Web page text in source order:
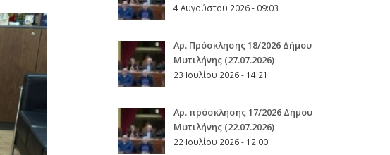
4 Αυγούστου 2026 - 09:03
Aρ. Πρόσκλησης 18/2026 Δήμου
Μυτιλήνης (27.07.2026)
23 Ιουλίου 2026 - 14:21
Αρ. πρόσκλησης 17/2026 Δήμου
Μυτιλήνης (22.07.2026)
22 Ιουλίου 2026 - 12:00